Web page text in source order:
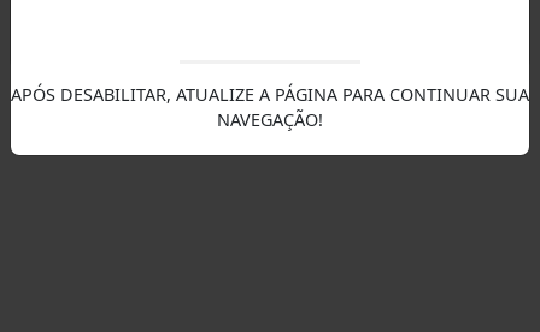
APÓS DESABILITAR, ATUALIZE A PÁGINA PARA CONTINUAR SUA
NAVEGAÇÃO!